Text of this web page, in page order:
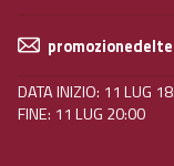
DATA INIZIO: 11 LUG
FINE: 11 LUG 20:00